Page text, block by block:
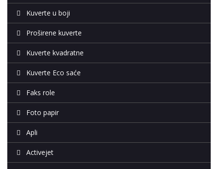
Kuverte u boji
Proširene kuverte
Kuverte kvadratne
Kuverte Eco saće
Faks role
Foto papir
Apli
Activejet